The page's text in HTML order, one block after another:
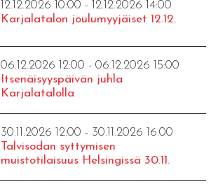
12.12.2026 10:00 - 12.12.2026 14:00
Karjalatalon joulumyyjäiset 12.12.
06.12.2026 12:00 - 06.12.2026 15:00
Itsenäisyyspäivän juhla
Karjalatalolla
30.11.2026 12:00 - 30.11.2026 16:00
Talvisodan syttymisen
muistotilaisuus Helsingissä 30.11.